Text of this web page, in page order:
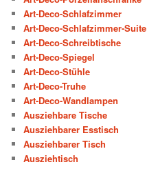
Art-Deco-Schlafzimmer
Art-Deco-Schlafzimmer-Suite
Art-Deco-Schreibtische
Art-Deco-Spiegel
Art-Deco-Stühle
Art-Deco-Truhe
Art-Deco-Wandlampen
Ausziehbare Tische
Ausziehbarer Esstisch
Ausziehbarer Tisch
Ausziehtisch